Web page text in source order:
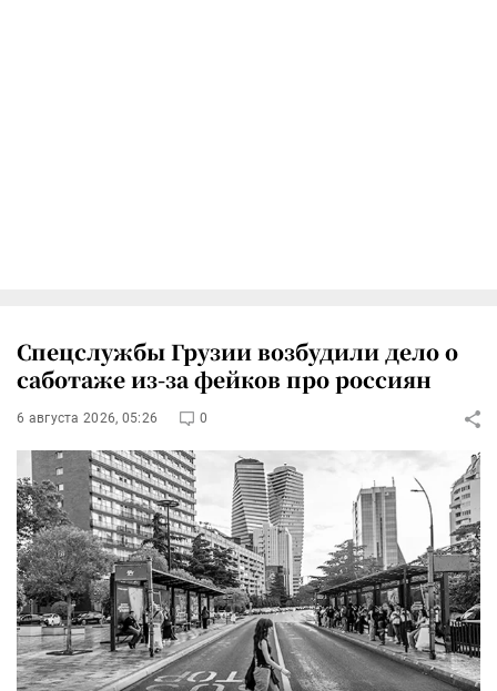
Спецслужбы Грузии возбудили дело о
саботаже из-за фейков про россиян
6 августа 2026, 05:26 0